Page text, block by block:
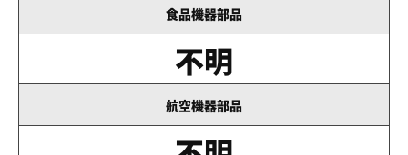
食品機器部品
不明
航空機器部品